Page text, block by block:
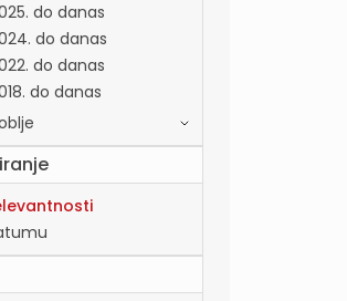
do danas
do danas
do danas
do danas